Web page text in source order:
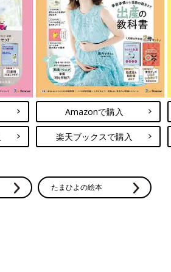
Amazonで購入
楽天ブックスで購入
たまひよの絵本